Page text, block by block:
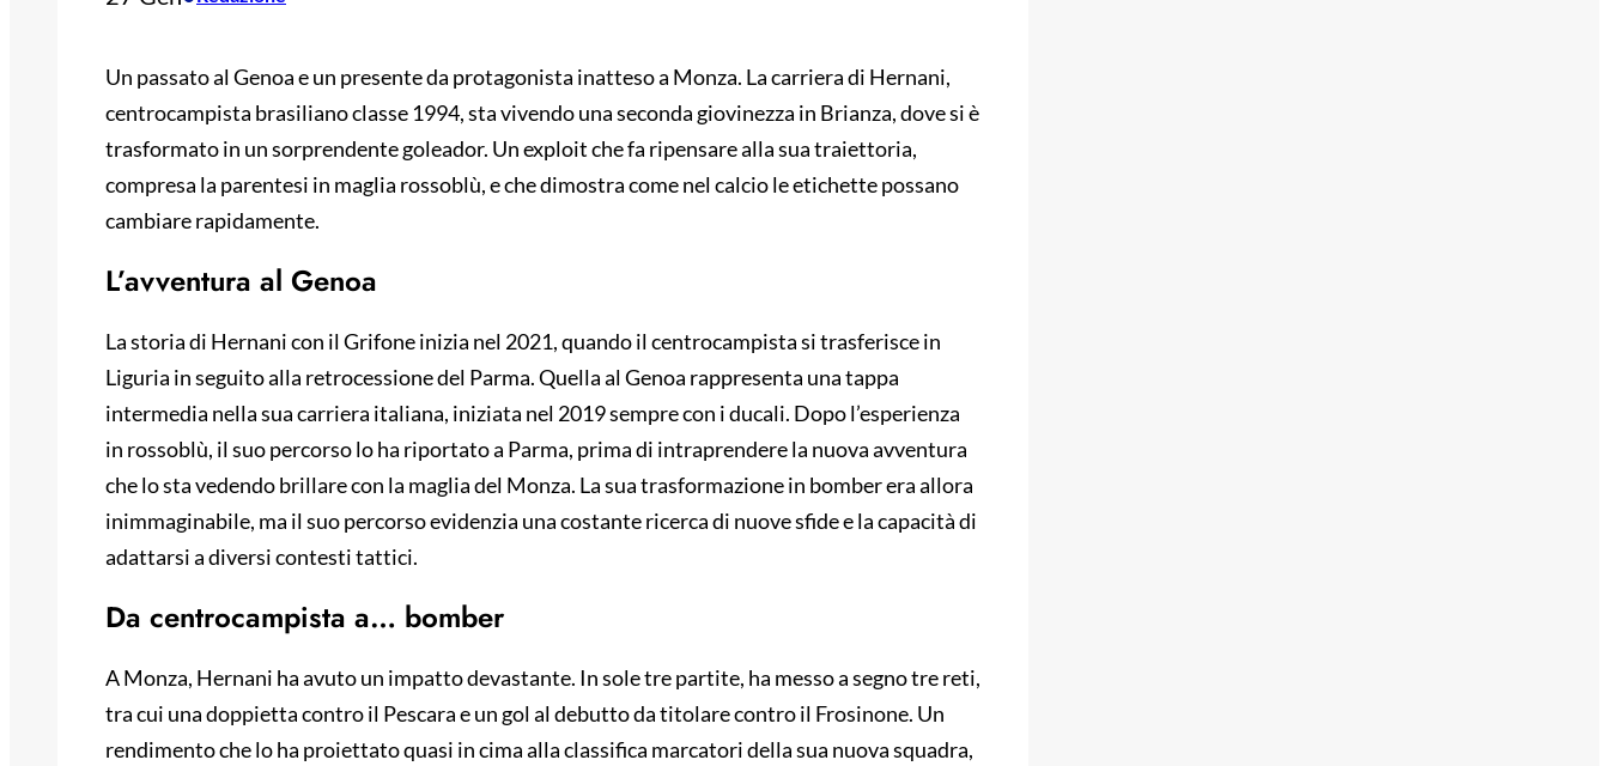
Un passato al Genoa e un presente da protagonista inatteso a Monza. La carriera di Hernani,
centrocampista brasiliano classe 1994, sta vivendo una seconda giovinezza in Brianza, dove si è
trasformato in un sorprendente goleador. Un exploit che fa ripensare alla sua traiettoria,
compresa la parentesi in maglia rossoblù, e che dimostra come nel calcio le etichette possano
cambiare rapidamente.
L’avventura al Genoa
La storia di Hernani con il Grifone inizia nel 2021, quando il centrocampista si trasferisce in
Liguria in seguito alla retrocessione del Parma. Quella al Genoa rappresenta una tappa
intermedia nella sua carriera italiana, iniziata nel 2019 sempre con i ducali. Dopo l’esperienza
in rossoblù, il suo percorso lo ha riportato a Parma, prima di intraprendere la nuova avventura
che lo sta vedendo brillare con la maglia del Monza. La sua trasformazione in bomber era allora
inimmaginabile, ma il suo percorso evidenzia una costante ricerca di nuove sfide e la capacità di
adattarsi a diversi contesti tattici.
Da centrocampista a… bomber
A Monza, Hernani ha avuto un impatto devastante. In sole tre partite, ha messo a segno tre reti,
tra cui una doppietta contro il Pescara e un gol al debutto da titolare contro il Frosinone. Un
rendimento che lo ha proiettato quasi in cima alla classifica marcatori della sua nuova squadra,